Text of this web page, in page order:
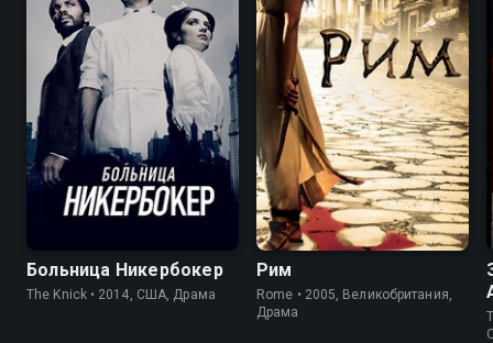
8.3 8.4
Больница Никербокер
The Knick • 2014, США, Драма
8.4 8.7
Рим
Rome • 2005, Великобритания,
Драма